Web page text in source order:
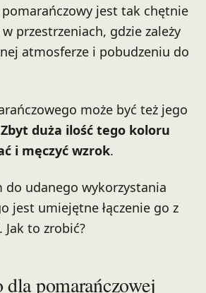
pomarańczowy jest tak chętnie
przestrzeniach, gdzie zależy
atmosferze i pobudzeniu do
może być też jego
Zbyt duża ilość tego koloru
i męczyć wzrok.
do udanego wykorzystania
jest umiejętne łączenie go z
to zrobić?
dla pomarańczowej